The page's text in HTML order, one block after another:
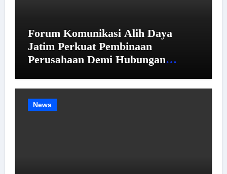
Forum Komunikasi Alih Daya
Jatim Perkuat Pembinaan
Perusahaan Demi Hubungan
News